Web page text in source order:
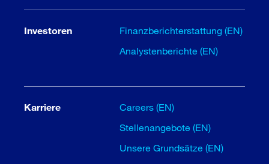
Investoren
Finanzberichterstattung (EN)
Analystenberichte (EN)
Karriere
Careers (EN)
Stellenangebote (EN)
Unsere Grundsätze (EN)